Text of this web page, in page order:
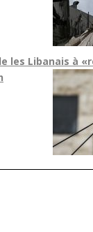
les Libanais à